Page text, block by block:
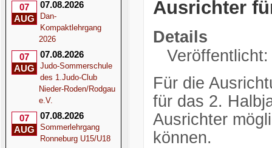
07
AUG
07.08.2026
Dan-
Kompaktlehrgang
2026
07
AUG
07.08.2026
Judo-Sommerschule
des 1.Judo-Club
Nieder-Roden/Rodgau
e.V.
07
AUG
07.08.2026
Sommerlehrgang
Ronneburg U15/U18
Ausrichter
Details
Für die
für das 2.
Ausrichter
können.